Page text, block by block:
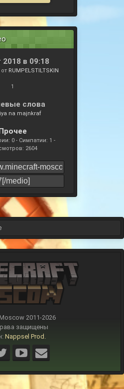
2018 в 09:18
RUMPELSTILTSKIN
1
слова
na majnkraf
0 - Симпатии: 1 -
2604
2011-2026
защищены
Nappsel Prod.